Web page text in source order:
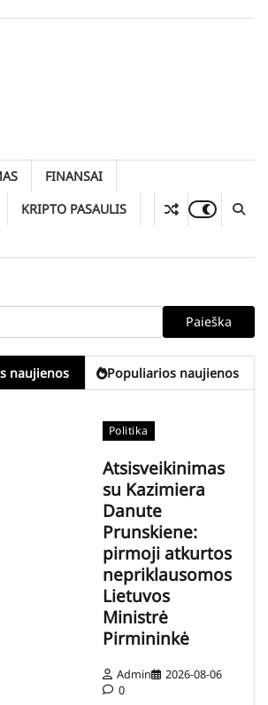
FINANSAI
KRIPTO PASAULIS
Paieška
naujienos Populiarios naujienos
Politika
Atsisveikinimas
su Kazimiera
Danute
Prunskiene:
pirmoji atkurtos
nepriklausomos
Lietuvos
Ministrė
Pirmininkė
Admin
2026-08-06
0